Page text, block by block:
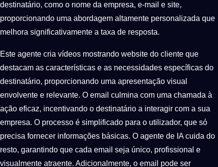
destinatário, como o nome da empresa, e-mail e site,
proporcionando uma abordagem altamente personalizada que
melhora significativamente a taxa de resposta.
Este agente cria vídeos mostrando website do cliente que
destacam as características e as necessidades específicas do
destinatário, proporcionando uma apresentação visual
envolvente e relevante. O email culmina com uma chamada à
ação eficaz, incentivando o destinatário a interagir com a sua
empresa. O processo é simplificado para o utilizador, que só
precisa fornecer informações básicas. O agente de IA cuida do
resto, garantindo que cada email seja único, profissional e
visualmente atraente. Adicionalmente, o email pode ser